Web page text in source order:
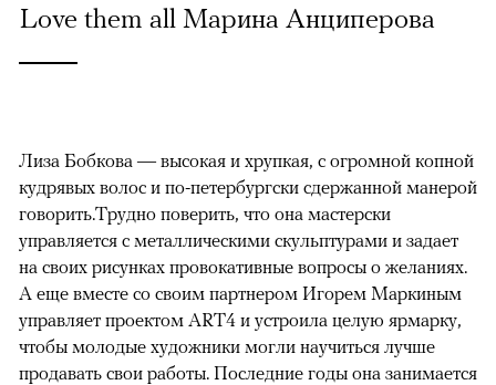
Love them all Марина Анциперова
Лиза Бобкова — высокая и хрупкая, с огромной копной
кудрявых волос и по-петербургски сдержанной манерой
говорить.Трудно поверить, что она мастерски
управляется с металлическими скульптурами и задает
на своих рисунках провокативные вопросы о желаниях.
А еще вместе со своим партнером Игорем Маркиным
управляет проектом ART4 и устроила целую ярмарку,
чтобы молодые художники могли научиться лучше
продавать свои работы. Последние годы она занимается